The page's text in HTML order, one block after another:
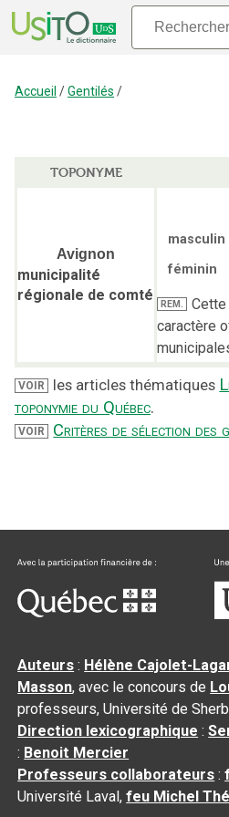
Accueil /Gentilés /
TOPONYME
Avignon
municipalité
régionale de comté
masculin
féminin
REM.
caractère
VOIR les articles thématiques
toponymie du Québec.
VOIR Critères de sélection des
Auteurs : Hélène Cajolet-
Masson, avec le concours de
professeurs, Université de
Direction lexicographique :
: Benoit Mercier
Professeurs collaborateurs :
Université Laval,feu Michel